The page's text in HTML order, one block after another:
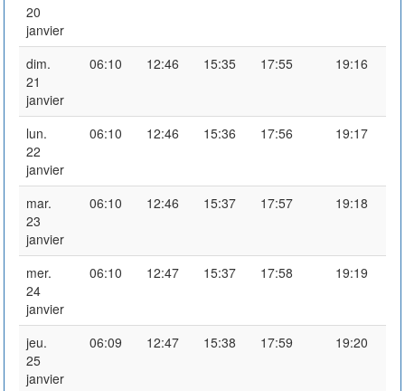
20
janvier
dim.
21
janvier
06:10 12:46 15:35 17:55 19:16
lun.
22
janvier
06:10 12:46 15:36 17:56 19:17
mar.
23
janvier
06:10 12:46 15:37 17:57 19:18
mer.
24
janvier
06:10 12:47 15:37 17:58 19:19
jeu.
25
janvier
06:09 12:47 15:38 17:59 19:20